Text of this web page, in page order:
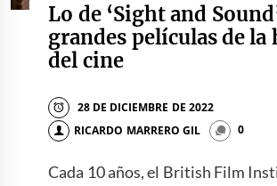
Lo de ‘Sight and
grandes películas de
del cine
28 DE DICIEMBRE DE 2022
RICARDO MARRERO GIL
0
Cada 10 años, el British Film